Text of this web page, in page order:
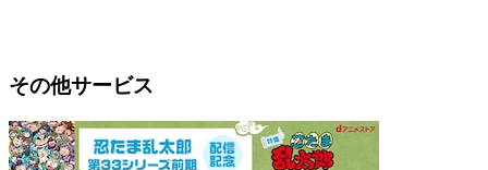
その他サービス